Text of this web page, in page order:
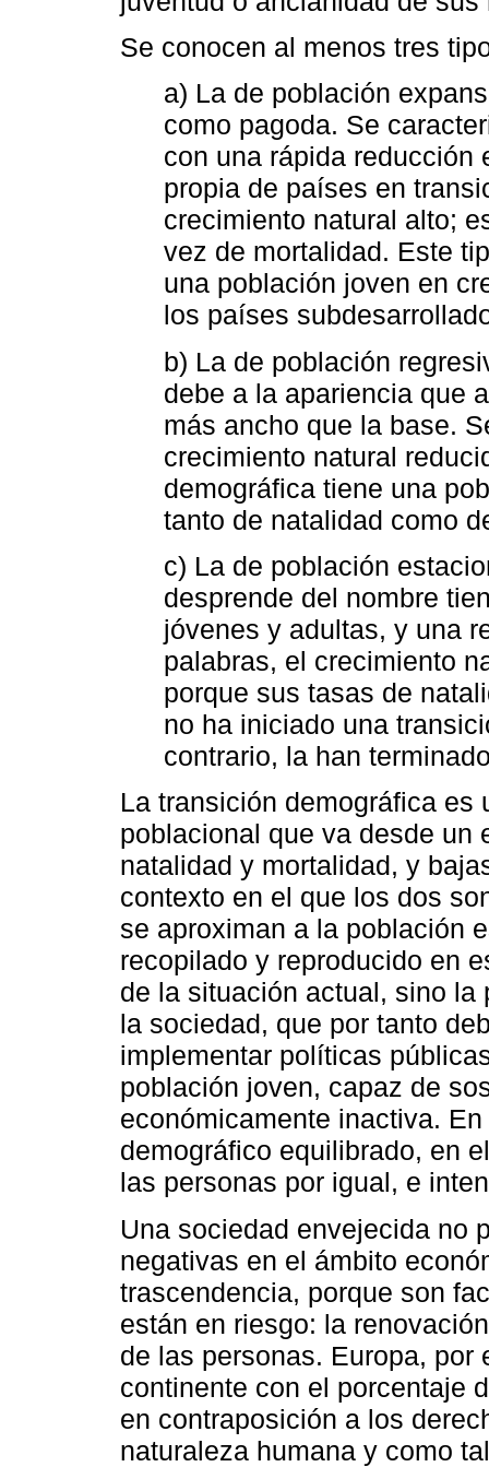
Se conocen al menos tres
a) La de población
como pagoda. Se
con una rápida reducción
propia de países en
crecimiento natural alto;
vez de mortalidad. Este
una población joven en
los países
b) La de población
debe a la apariencia que
más ancho que la base.
crecimiento natural
demográfica tiene una
tanto de natalidad como
c) La de población
desprende del nombre
jóvenes y adultas, y una
palabras, el crecimiento
porque sus tasas de
no ha iniciado una
contrario, la han
La transición demográfica
poblacional que va desde un
natalidad y mortalidad, y
contexto en el que los dos
se aproximan a la población
recopilado y reproducido en
de la situación actual, sino
la sociedad, que por tanto
implementar políticas
población joven, capaz de
económicamente inactiva.
demográfico equilibrado, en
las personas por igual, e
Una sociedad envejecida no
negativas en el ámbito
trascendencia, porque son
están en riesgo: la
de las personas. Europa, por
continente con el porcentaje
en contraposición a los
naturaleza humana y como